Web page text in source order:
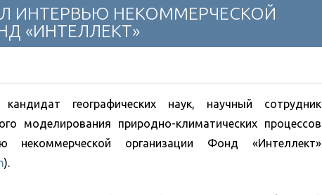
ИНТЕРВЬЮ НЕКОММЕРЧЕСКОЙ
«ИНТЕЛЛЕКТ»
географических наук, научный сотрудник
моделирования природно-климатических процессов
организации Фонд «Интеллект»
).